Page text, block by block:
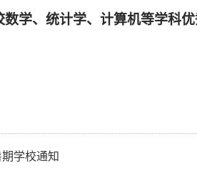
学、统计学、计算机等学科优
学校通知